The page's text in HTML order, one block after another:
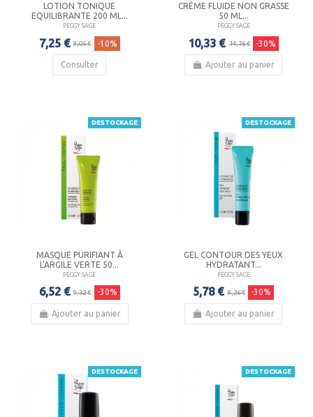
LOTION TONIQUE
EQUILIBRANTE 200 ML...
PEGGY SAGE
7,25 € 8,05 € -10%
Consulter
CRÈME FLUIDE NON GRASSE
50 ML...
PEGGY SAGE
10,33 € 14,76 € -30%
Ajouter au panier
DESTOCKAGE
MASQUE PURIFIANT À
L'ARGILE VERTE 50...
PEGGY SAGE
6,52 € 9,32 € -30%
Ajouter au panier
DESTOCKAGE
GEL CONTOUR DES YEUX
HYDRATANT...
PEGGY SAGE
5,78 € 8,26 € -30%
Ajouter au panier
DESTOCKAGE DESTOCKAGE